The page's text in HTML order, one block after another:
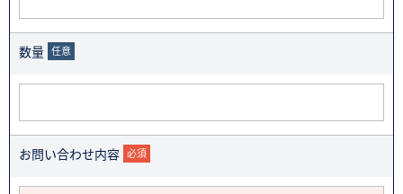
数量 任意
お問い合わせ内容 必須